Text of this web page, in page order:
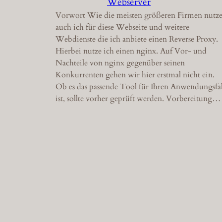
Vorwort Wie die meisten größeren Firmen nutze
auch ich für diese Webseite und weitere
Webdienste die ich anbiete einen Reverse Proxy.
Hierbei nutze ich einen nginx. Auf Vor- und
Nachteile von nginx gegenüber seinen
Konkurrenten gehen wir hier erstmal nicht ein.
Ob es das passende Tool für Ihren
ist, sollte vorher geprüft werden. Vorbereitung…